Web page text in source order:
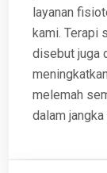
layanan
kami. Terapi
disebut juga
melemah
dalam